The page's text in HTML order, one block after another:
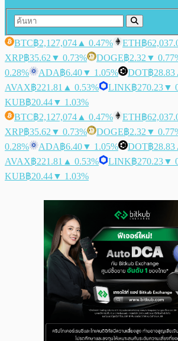
BTC฿2,127,074 ▲ 0.47% ETH฿
XRP฿35.62 ▼ 0.73% DOGE฿2.32 ▼
0.28%
ADA฿6.40▼ 1.05% DOT฿28.83
AVAX฿221.81 ▲ 0.53% LINK฿270.23▼
KUB฿20.44▼ 1.03%
BTC฿2,127,074 ▲ 0.47% ETH฿
XRP฿35.62 ▼ 0.73% DOGE฿2.32 ▼
0.28%
ADA฿6.40▼ 1.05% DOT฿28.83
AVAX฿221.81 ▲ 0.53% LINK฿270.23▼
KUB฿20.44▼ 1.03%